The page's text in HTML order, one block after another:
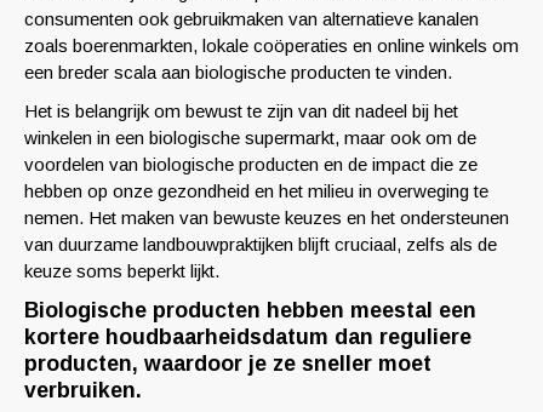
consumenten ook gebruikmaken van alternatieve kanalen
zoals boerenmarkten, lokale coöperaties en online winkels om
een breder scala aan biologische producten te vinden.
Het is belangrijk om bewust te zijn van dit nadeel bij het
winkelen in een biologische supermarkt, maar ook om de
voordelen van biologische producten en de impact die ze
hebben op onze gezondheid en het milieu in overweging te
nemen. Het maken van bewuste keuzes en het ondersteunen
van duurzame landbouwpraktijken blijft cruciaal, zelfs als de
keuze soms beperkt lijkt.
Biologische producten hebben meestal een
kortere houdbaarheidsdatum dan reguliere
producten, waardoor je ze sneller moet
verbruiken.